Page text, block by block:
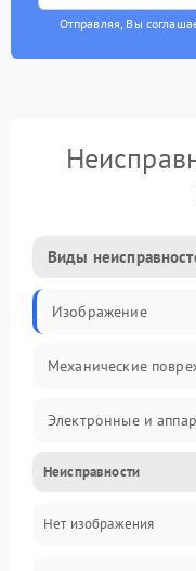
Отправляя, Вы
Виды
Изображение
Механические
Электронные и
Неисправности
Программные ошибки
Неисправности
Нет изображения